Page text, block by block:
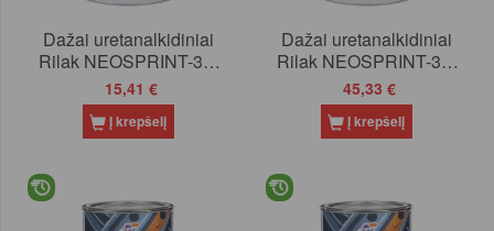
Dažai uretanalkidiniai
Rilak NEOSPRINT-30,
balti, 0.9 l
15,41 €
Į krepšelį
Dažai uretanalkidiniai
Rilak NEOSPRINT-30,
balti, 2.7 l
45,33 €
Į krepšelį